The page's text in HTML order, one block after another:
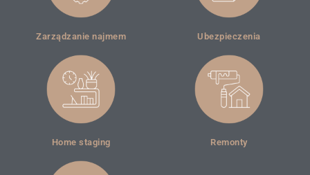
Zarządzanie najmem Ubezpieczenia
Home staging Remonty